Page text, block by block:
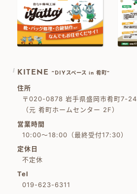
KITENE ~DIYスペース in 肴町~
住所
〒020-0878 岩手県盛岡市肴町7-24
（元 肴町ホームセンター 2F）
営業時間
10:00～18:00（最終受付17:30）
定休日
不定休
Tel
019-623-6311